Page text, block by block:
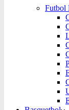
Futbol